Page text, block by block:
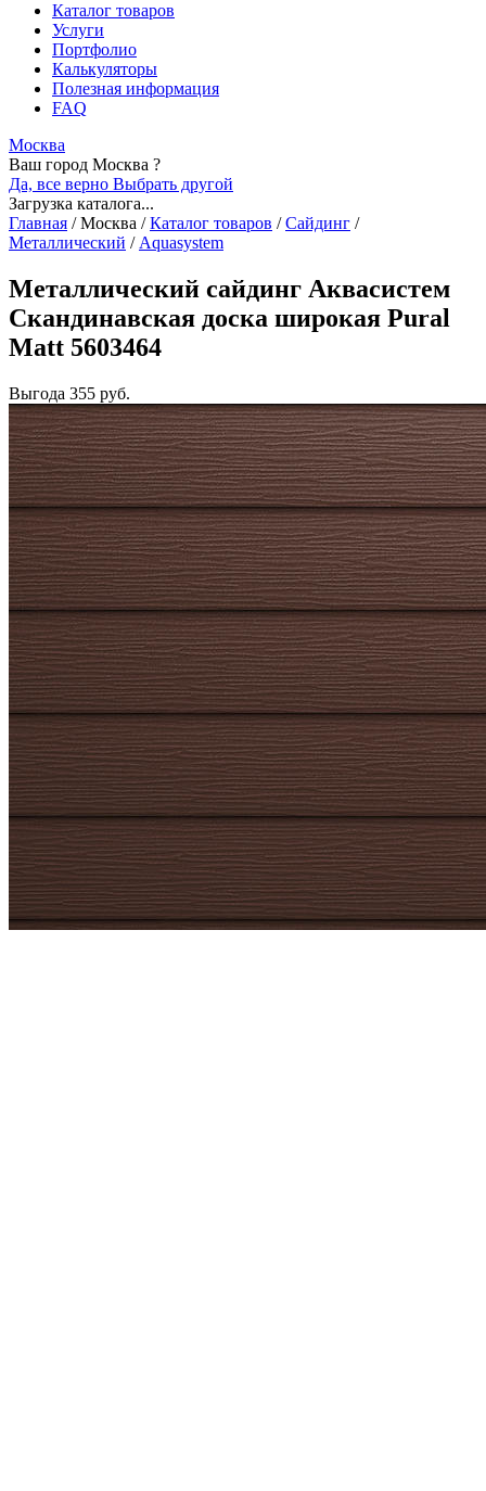
Каталог товаров
Услуги
Портфолио
Калькуляторы
Полезная информация
FAQ
Москва
Ваш город Москва ?
Да, все верно Выбрать другой
Загрузка каталога...
Главная /Москва / Каталог товаров / Сайдинг /
Металлический / Aquasystem
Металлический сайдинг Аквасистем
Скандинавская доска широкая Pural
Matt 5603464
Выгода 355 руб.